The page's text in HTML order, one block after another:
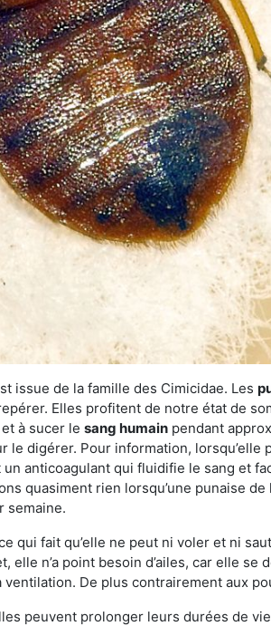
issue de la famille des Cimicidae. Les
Elles profitent de notre état de
à sucer le sang humain pendant
digérer. Pour information, lorsqu’elle
anticoagulant qui fluidifie le sang et
quasiment rien lorsqu’une punaise
semaine.
qui fait qu’elle ne peut ni voler et ni
n’a point besoin d’ailes, car elle se
De plus contrairement aux
peuvent prolonger leurs durées de vie